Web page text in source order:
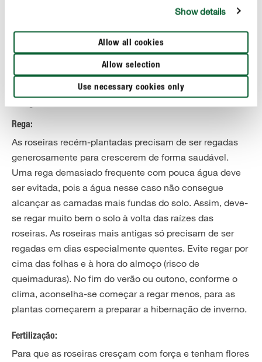
Show details
Allow all cookies
Allow selection
Use necessary cookies only
roseiras de forma natural contra pulgões e formigas.
CORRECT CARE
Cuidar de roseiras
Rega:
As roseiras recém-plantadas precisam de ser regadas
generosamente para crescerem de forma saudável.
Uma rega demasiado frequente com pouca água deve
ser evitada, pois a água nesse caso não consegue
alcançar as camadas mais fundas do solo. Assim, deve-
se regar muito bem o solo à volta das raízes das
roseiras. As roseiras mais antigas só precisam de ser
regadas em dias especialmente quentes. Evite regar por
cima das folhas e à hora do almoço (risco de
queimaduras). No fim do verão ou outono, conforme o
clima, aconselha-se começar a regar menos, para as
plantas começarem a preparar a hibernação de inverno.
Fertilização:
Para que as roseiras cresçam com força e tenham flores